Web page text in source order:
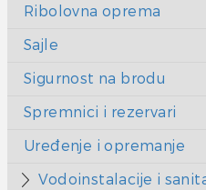
Ribolovna oprema
Sajle
Sigurnost na brodu
Spremnici i rezervari
Uređenje i opremanje
Vodoinstalacije i